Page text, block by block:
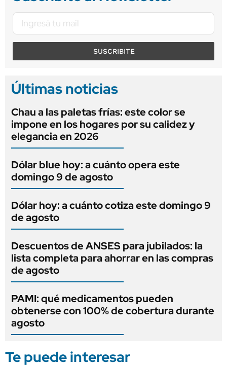
SUSCRIBITE
Últimas noticias
Chau a las paletas frías: este color se
impone en los hogares por su calidez y
elegancia en 2026
Dólar blue hoy: a cuánto opera este
domingo 9 de agosto
Dólar hoy: a cuánto cotiza este domingo 9
de agosto
Descuentos de ANSES para jubilados: la
lista completa para ahorrar en las compras
de agosto
PAMI: qué medicamentos pueden
obtenerse con 100% de cobertura durante
agosto
Te puede interesar